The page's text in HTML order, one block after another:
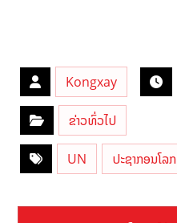
Kongxay
ຂ່າວທົ່ວໄປ
UN ປະຊາກອນໂລກ